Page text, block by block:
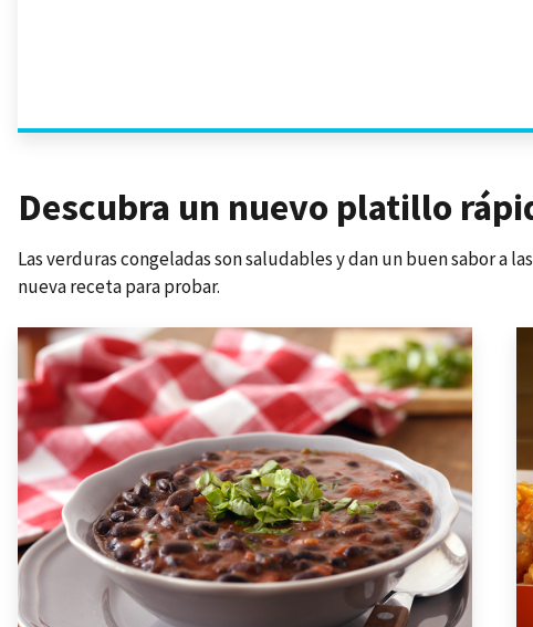
Descubra un nuevo platillo
Las verduras congeladas son saludables y dan un buen sabor a
nueva receta para probar.